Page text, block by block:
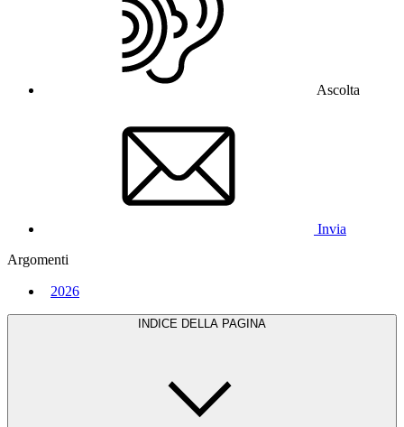
Ascolta
Invia
Argomenti
2026
INDICE DELLA PAGINA